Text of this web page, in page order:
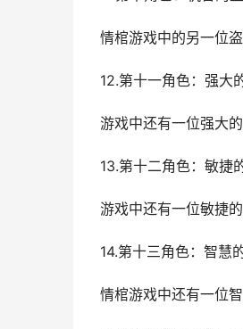
情棺游戏中的另一位
12.第十一角色：强大
游戏中还有一位强大
13.第十二角色：敏捷
游戏中还有一位敏捷
14.第十三角色：智慧
情棺游戏中还有一位